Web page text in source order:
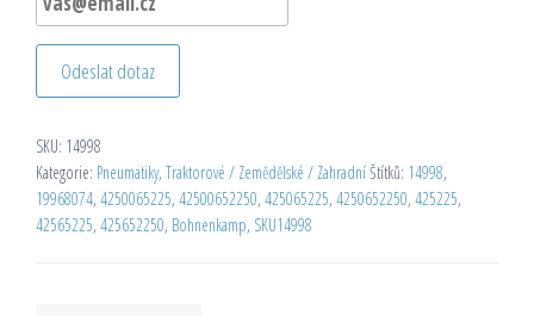
Odeslat dotaz
SKU: 14998
Kategorie: Pneumatiky, Traktorové / Zemědělské / ZahradníŠtítků: 14998,
19968074, 4250065225, 42500652250, 425065225, 4250652250, 425225,
42565225, 425652250, Bohnenkamp, SKU14998